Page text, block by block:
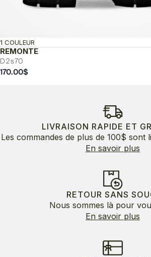
REMONTE
D2s70
1 COULEUR
170.00$
LIVRAISON RAPIDE ET
Les commandes de plus de 100$ sont
En savoir plus
RETOUR SANS
Nous sommes là pour
En savoir plus